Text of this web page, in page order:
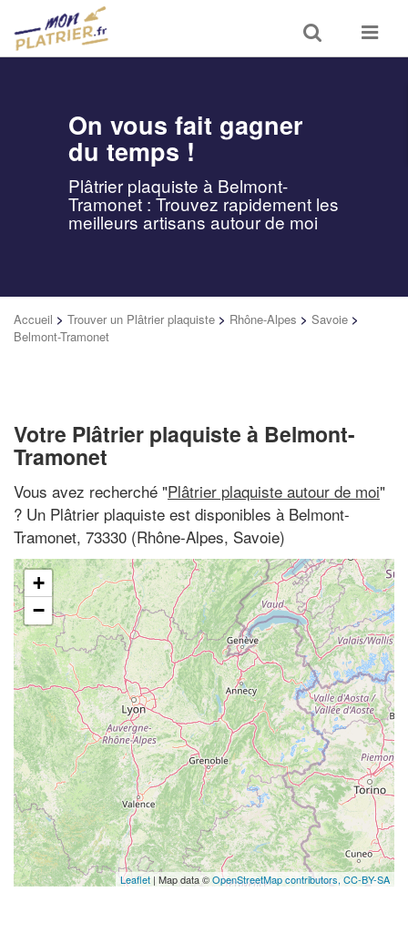
Toggle
search
Toggle
On vous fait gagner
du temps !
Plâtrier plaquiste à Belmont-
Tramonet : Trouvez rapidement les
meilleurs artisans autour de moi
Accueil > Trouver un Plâtrier plaquiste > Rhône-Alpes > Savoie >
Belmont-Tramonet
Votre Plâtrier plaquiste à Belmont-
Tramonet
Vous avez recherché "Plâtrier plaquiste autour de moi"
? Un Plâtrier plaquiste est disponibles à Belmont-
Tramonet, 73330 (Rhône-Alpes, Savoie)
+
−
Leaflet | Map data ©OpenStreetMap contributors, CC-BY-SA